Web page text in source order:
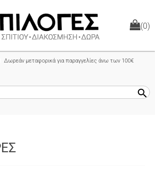
(0)
Δωρεάν μεταφορικά για παραγγελίες άνω των 100€
search